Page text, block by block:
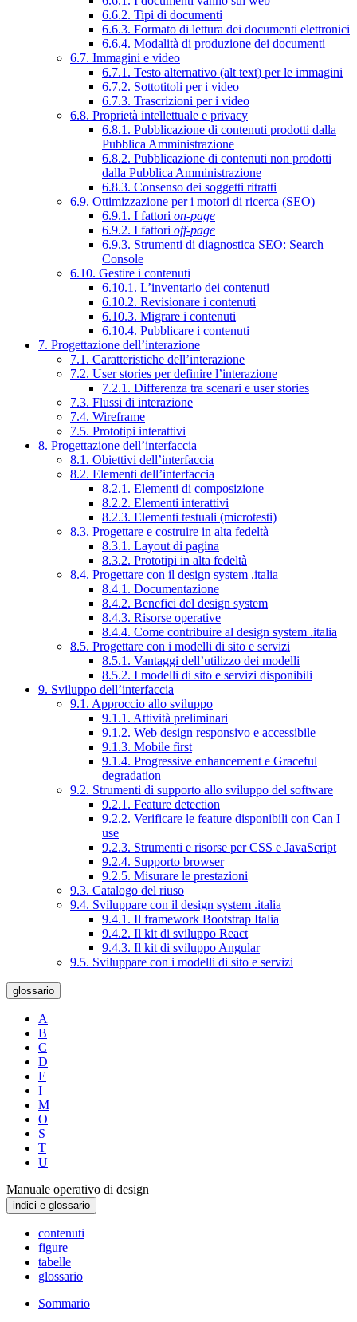
6.6.2. Tipi di documenti
6.6.3. Formato di lettura dei documenti elettronici
6.6.4. Modalità di produzione dei documenti
6.7. Immagini e video
6.7.1. Testo alternativo (alt text) per le immagini
6.7.2. Sottotitoli per i video
6.7.3. Trascrizioni per i video
6.8. Proprietà intellettuale e privacy
6.8.1. Pubblicazione di contenuti prodotti dalla
Pubblica Amministrazione
6.8.2. Pubblicazione di contenuti non prodotti
dalla Pubblica Amministrazione
6.8.3. Consenso dei soggetti ritratti
6.9. Ottimizzazione per i motori di ricerca (SEO)
6.9.1. I fattori on-page
6.9.2. I fattori off-page
6.9.3. Strumenti di diagnostica SEO: Search
Console
6.10. Gestire i contenuti
6.10.1. L’inventario dei contenuti
6.10.2. Revisionare i contenuti
6.10.3. Migrare i contenuti
6.10.4. Pubblicare i contenuti
7. Progettazione dell’interazione
7.1. Caratteristiche dell’interazione
7.2. User stories per definire l’interazione
7.2.1. Differenza tra scenari e user stories
7.3. Flussi di interazione
7.4. Wireframe
7.5. Prototipi interattivi
8. Progettazione dell’interfaccia
8.1. Obiettivi dell’interfaccia
8.2. Elementi dell’interfaccia
8.2.1. Elementi di composizione
8.2.2. Elementi interattivi
8.2.3. Elementi testuali (microtesti)
8.3. Progettare e costruire in alta fedeltà
8.3.1. Layout di pagina
8.3.2. Prototipi in alta fedeltà
8.4. Progettare con il design system .italia
8.4.1. Documentazione
8.4.2. Benefici del design system
8.4.3. Risorse operative
8.4.4. Come contribuire al design system .italia
8.5. Progettare con i modelli di sito e servizi
8.5.1. Vantaggi dell’utilizzo dei modelli
8.5.2. I modelli di sito e servizi disponibili
9. Sviluppo dell’interfaccia
9.1. Approccio allo sviluppo
9.1.1. Attività preliminari
9.1.2. Web design responsivo e accessibile
9.1.3. Mobile first
9.1.4. Progressive enhancement e Graceful
degradation
9.2. Strumenti di supporto allo sviluppo del software
9.2.1. Feature detection
9.2.2. Verificare le feature disponibili con Can I
use
9.2.3. Strumenti e risorse per CSS e JavaScript
9.2.4. Supporto browser
9.2.5. Misurare le prestazioni
9.3. Catalogo del riuso
9.4. Sviluppare con il design system .italia
9.4.1. Il framework Bootstrap Italia
9.4.2. Il kit di sviluppo React
9.4.3. Il kit di sviluppo Angular
9.5. Sviluppare con i modelli di sito e servizi
glossario
A
B
C
D
E
I
M
O
S
T
U
Manuale operativo di design
indici e glossario
contenuti
figure
tabelle
glossario
Sommario